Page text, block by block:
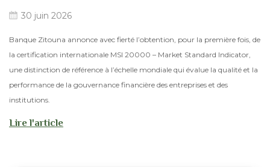
30 juin 2026
Banque Zitouna annonce avec fierté l’obtention, pour la première fois, de
la certification internationale MSI 20000 – Market Standard Indicator,
une distinction de référence à l’échelle mondiale qui évalue la qualité et la
performance de la gouvernance financière des entreprises et des
institutions.
Lire l'article